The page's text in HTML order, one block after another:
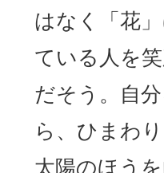
はなく「花
ている人を
だそう。自
ら、ひまわ
太陽のほう